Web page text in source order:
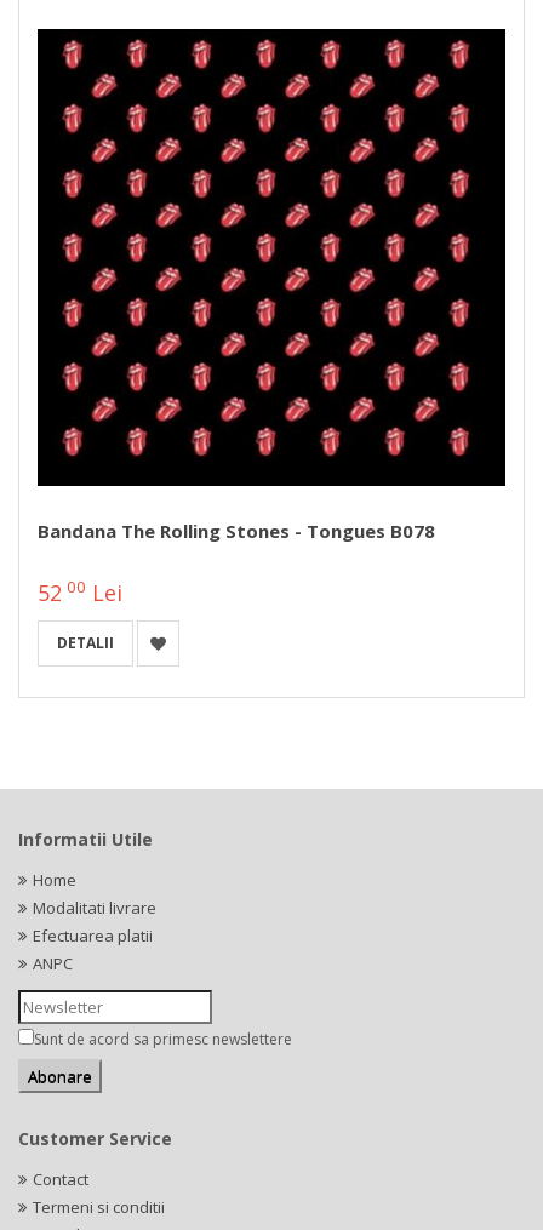
Bandana The Rolling Stones - Tongues B078
52 00 Lei
DETALII
Informatii Utile
Home
Modalitati livrare
Efectuarea platii
ANPC
Sunt de acord sa primesc newslettere
Customer Service
Contact
Termeni si conditii